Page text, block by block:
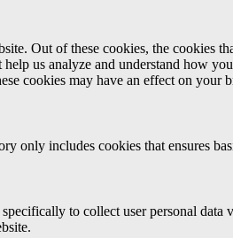
Out of these cookies, the cookies
us analyze and understand how
cookies may have an effect on your
only includes cookies that ensures
to collect user personal data